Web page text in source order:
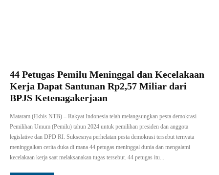
44 Petugas Pemilu Meninggal dan Kecelakaan
Kerja Dapat Santunan Rp2,57 Miliar dari
BPJS Ketenagakerjaan
Mataram (Ekbis NTB) – Rakyat Indonesia telah melangsungkan pesta demokrasi
Pemilihan Umum (Pemilu) tahun 2024 untuk pemilihan presiden dan anggota
legislative dan DPD RI. Suksesnya perhelatan pesta demokrasi tersebut ternyata
meninggalkan cerita duka di mana 44 petugas meninggal dunia dan mengalami
kecelakaan kerja saat melaksanakan tugas tersebut. 44 petugas itu...